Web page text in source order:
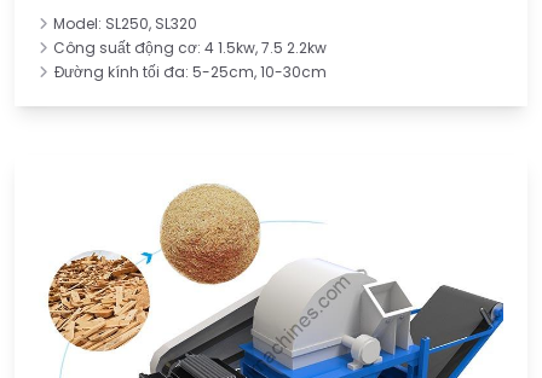
Model: SL250, SL320
Công suất động cơ: 4 1.5kw, 7.5 2.2kw
Đường kính tối đa: 5-25cm, 10-30cm